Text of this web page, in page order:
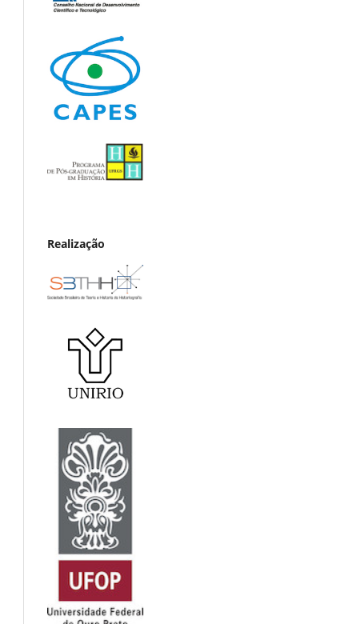
Realização